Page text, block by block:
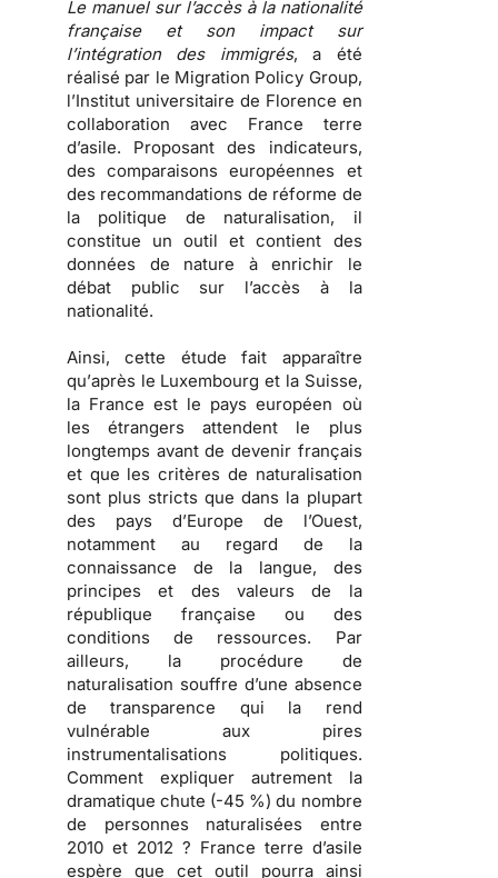
Le manuel sur l’accès à la nationalité
française et son impact sur
l’intégration des immigrés, a été
réalisé par le Migration Policy Group,
l’Institut universitaire de Florence en
collaboration avec France terre
d’asile. Proposant des indicateurs,
des comparaisons européennes et
des recommandations de réforme de
la politique de naturalisation, il
constitue un outil et contient des
données de nature à enrichir le
débat public sur l’accès à la
nationalité.
Ainsi, cette étude fait apparaître
qu’après le Luxembourg et la Suisse,
la France est le pays européen où
les étrangers attendent le plus
longtemps avant de devenir français
et que les critères de naturalisation
sont plus stricts que dans la plupart
des pays d’Europe de l’Ouest,
notamment au regard de la
connaissance de la langue, des
principes et des valeurs de la
république française ou des
conditions de ressources. Par
ailleurs, la procédure de
naturalisation souffre d’une absence
de transparence qui la rend
vulnérable aux pires
instrumentalisations politiques.
Comment expliquer autrement la
dramatique chute (-45 %) du nombre
de personnes naturalisées entre
2010 et 2012 ? France terre d’asile
espère que cet outil pourra ainsi